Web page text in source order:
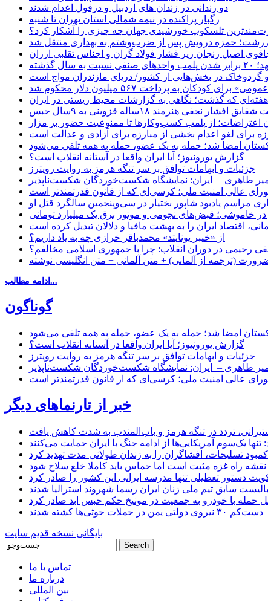
دو زندانی در زندان های اردبیل و دزفول اعدام شدند
رگبار پراکنده در نیمه شمالی استان تهران تا شنبه
تلسکوپ خورشیدی جهان چه چیزی را آشکار کرد؟
رشت؛ حمزه درویش پس از ضرب‌وشتم به بهداری منتقل شد
اصیل زنجان زیر فشار فولاد گران و اجناس تقلبی ارزان
نسبت به سال گذشته
و گردوخاک در بخش‌هایی از کشور/ دریای مازندران مواج است
کودکان به پرداخت ۵۶۷ میلیون دلار محکوم شد
که گذشت؛ نگاهی به گزارشات محیط زیستی در ایران
افشار نجفی هنرمند ۱۸ساله قزوینی به ۹سال حبس
اعتراضات؛ از پلمب کسب‌وکارها تا ممنوعیت حضور بر مزار
برای لغو اعدام بخشی از مبارزه برای آزادی و عدالت است
امضا شد؛ حمله به یک عضو، حمله به همه تلقی می‌شود
گزارش یورونیوز؛ آیا ایران واقعا در آستانه انقلاب است؟
جزئیات و ابهامات توافق بر سر تنگه هرمز به روایت رویترز
طاهری – ایران: نمایشگاه شکست‌خوردگان شکست‌ناپذیر
عالی امنیت ملی؛ کرسی‌ای که از قانون قدرتمندتر است
مراسم یادبود شاپور بختیار در سی‌وپنجمین سالگرد قتل او
خاموشی؛ قبض‌های نجومی و موتور برق یک میلیارد تومانی
اقتصاد ایران را به بهشت مافیا و دلالان تبدیل کرده است
از «خیبر یونایتد» محمدباقر خرازی چه به یاد داریم؟
رحیمی در دوران انقلاب: چرا با جمهوری اسلامی مخالفم؟
(ترجمه از آلمانی) + متن آلمانی + متن انگلیسی نوشته
ادامه مطالب...
گوناگون
امضا شد؛ حمله به یک عضو، حمله به همه تلقی می‌شود
گزارش یورونیوز؛ آیا ایران واقعا در آستانه انقلاب است؟
جزئیات و ابهامات توافق بر سر تنگه هرمز به روایت رویترز
طاهری – ایران: نمایشگاه شکست‌خوردگان شکست‌ناپذیر
عالی امنیت ملی؛ کرسی‌ای که از قانون قدرتمندتر است
خبر از تارنماهای دیگر
تردد در تنگه هرمز و باب‌المندب به شدت کاهش یافت
یک‌سوم آمریکایی‌ها از ادامه جنگ با ایران حمایت می‌کنند
تسلیحات، افشاگران را به زندان طولانی مدت تهدید کرد
راه غزه مثبت است اما حماس باید کاملا خلع سلاح شود
دستور تعطیلی تنها مدرسه ایرانی این کشور را صادر کرد
سابق تیم ملی زنان ایران رسما شهروند استرالیا شدند
حمله با خودرو به جمعیت در مونیخ حکم حبس ابد صادر کرد
دست‌کم ۳۰ نیروی دولتی یمن در حملات حوثی‌ها کشته شدند
بایگانی نسخه قدیم سایت
تماس با ما
درباره ما
بین المللی